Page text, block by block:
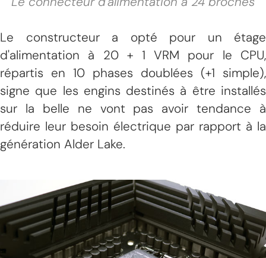
Le constructeur a opté pour un étage
d'alimentation à 20 + 1 VRM pour le CPU,
répartis en 10 phases doublées (+1 simple),
signe que les engins destinés à être installés
sur la belle ne vont pas avoir tendance à
réduire leur besoin électrique par rapport à la
génération Alder Lake.